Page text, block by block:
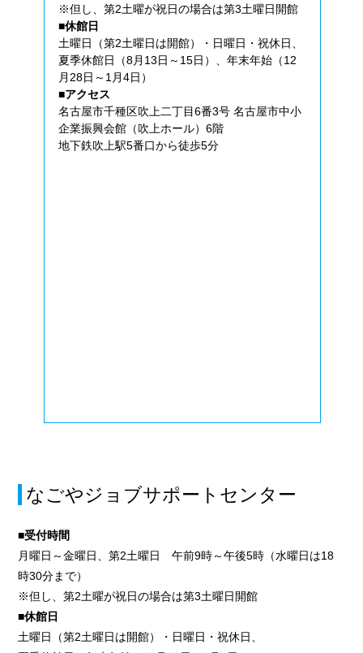
※但し、第2土曜が祝日の場合は第3土曜日開館
■休館日
土曜日（第2土曜日は開館）・日曜日・祝休日、
夏季休館日（8月13日～15日）、年末年始（12
月28日～1月4日）
■アクセス
名古屋市千種区吹上二丁目6番3号 名古屋市中小
企業振興会館（吹上ホール）6階
地下鉄吹上駅5番口から徒歩5分
なごやジョブサポートセンター
■受付時間
月曜日～金曜日、第2土曜日 午前9時～午後5時（水曜日は18
時30分まで）
※但し、第2土曜が祝日の場合は第3土曜日開館
■休館日
土曜日（第2土曜日は開館）・日曜日・祝休日、